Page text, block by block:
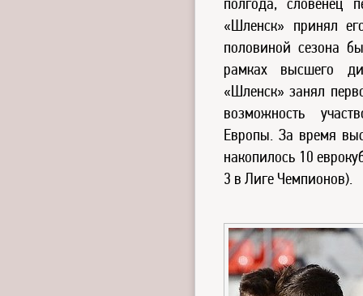
полгода, словенец
«Шленск» принял
половиной сезона
рамках высшего
«Шленск» занял
возможность
Европы. За время
накопилось 10
3 в Лиге Чемпионов).